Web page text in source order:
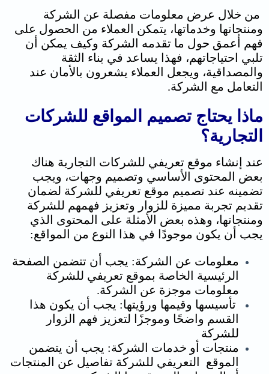
من خلال عرض معلومات مفصلة عن الشركة
ومنتجاتها وخدماتها، يتمكن العملاء من الحصول على
فهم أعمق حول ما تقدمه الشركة وكيف يمكن أن
تلبي احتياجاتهم، فهذا يساعد في بناء الثقة
والمصداقية، ويجعل العملاء يشعرون بالأمان عند
التعامل مع الشركة.
ماذا يحتاج تصميم المواقع للشركات
التجارية؟
عند إنشاء موقع تعريفي للشركات التجارية هناك
بعض المحتوى الأساسي وتصميم وجهات، ويجب
تضمينه عند تصميم موقع تعريفي للشركة لضمان
تقديم تجربة مميزة للزوار وتعزيز فهمهم للشركة
ومنتجاتها، وهذه بعض الأمثلة على المحتوى الذي
يجب أن يكون موجودًا في هذا النوع من المواقع:
معلومات عن الشركة: يجب أن تتضمن الصفحة
الرئيسية الخاصة بموقع تعريفي للشركة
معلومات موجزة عن الشركة.
تأسيسها وقيمها ورؤيتها: يجب أن يكون هذا
القسم واضحًا وموجزًا لتعزيز فهم الزوار
للشركة
منتجات أو خدمات الشركة: يجب أن يتضمن
الموقع التعريفي للشركة تفاصيل عن المنتجات